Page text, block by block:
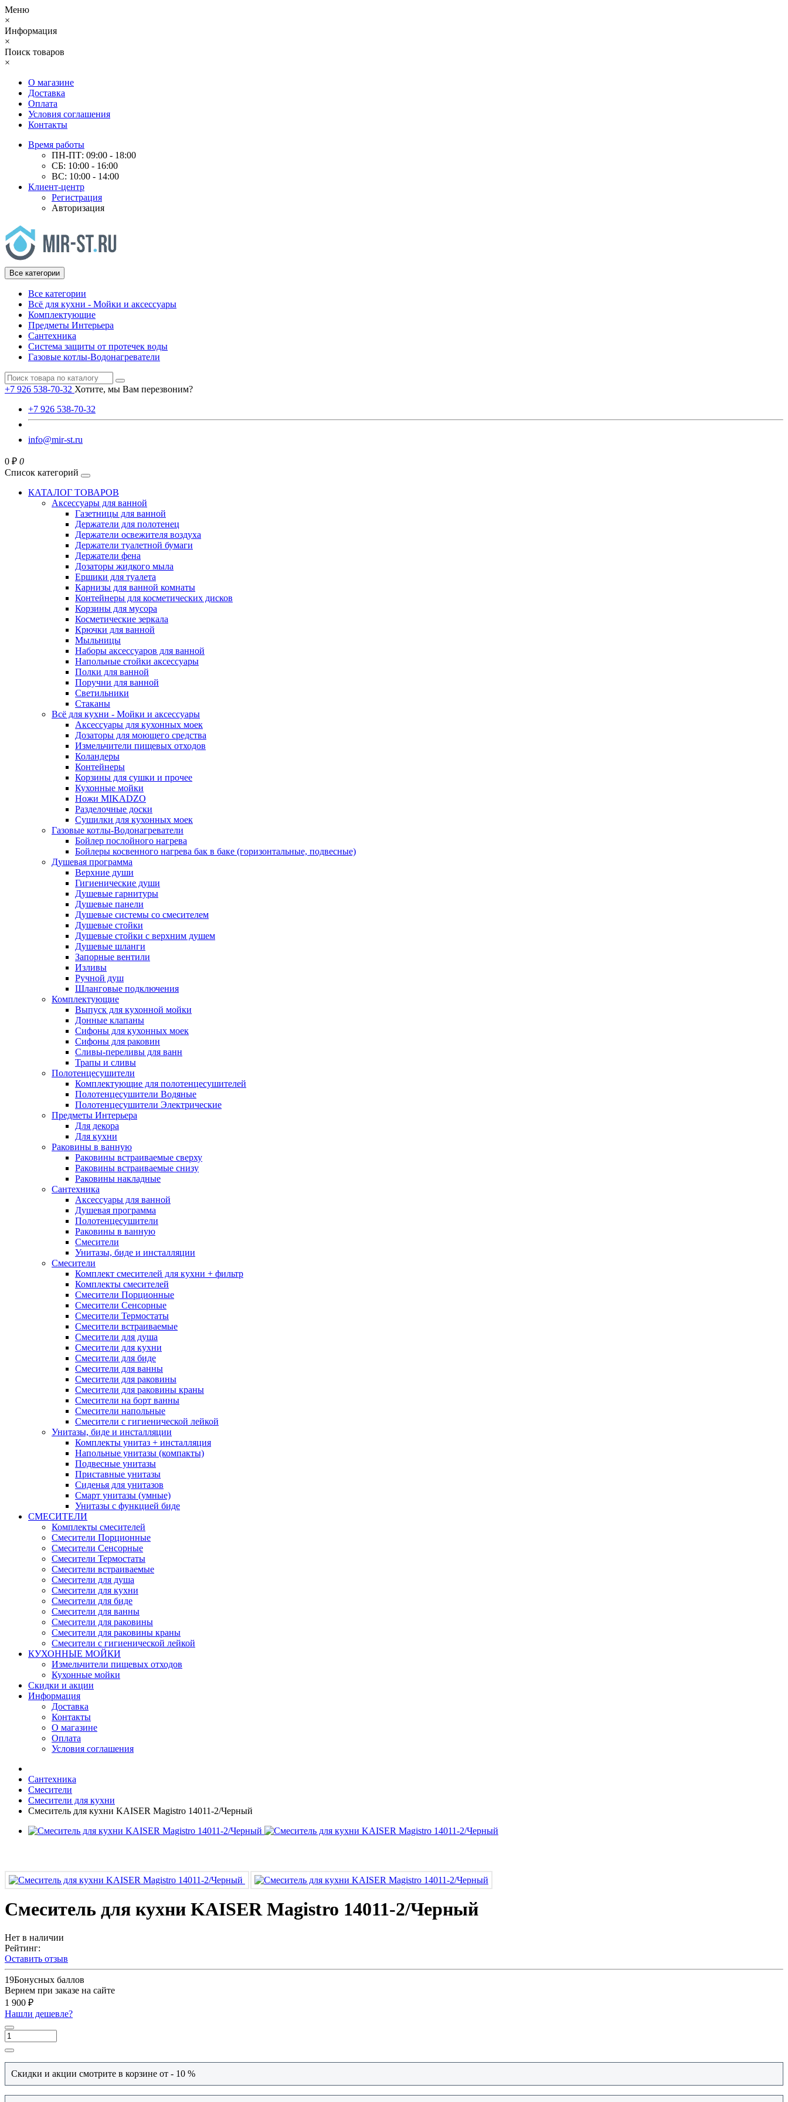
Меню
×
Информация
×
Поиск товаров
×
О магазине
Доставка
Оплата
Условия соглашения
Контакты
Время работы
ПН-ПТ: 09:00 - 18:00
СБ: 10:00 - 16:00
ВС: 10:00 - 14:00
Клиент-центр
Регистрация
Авторизация
Все категории
Все категории
Всё для кухни - Мойки и аксессуары
Комплектующие
Предметы Интерьера
Сантехника
Система защиты от протечек воды
Газовые котлы-Водонагреватели
+7 926 538-70-32 Хотите, мы Вам перезвоним?
+7 926 538-70-32
info@mir-st.ru
0 ₽ 0
Список категорий
КАТАЛОГ ТОВАРОВ
Аксессуары для ванной
Газетницы для ванной
Держатели для полотенец
Держатели освежителя воздуха
Держатели туалетной бумаги
Держатели фена
Дозаторы жидкого мыла
Ершики для туалета
Карнизы для ванной комнаты
Контейнеры для косметических дисков
Корзины для мусора
Косметические зеркала
Крючки для ванной
Мыльницы
Наборы аксессуаров для ванной
Напольные стойки аксессуары
Полки для ванной
Поручни для ванной
Светильники
Стаканы
Всё для кухни - Мойки и аксессуары
Аксессуары для кухонных моек
Дозаторы для моющего средства
Измельчители пищевых отходов
Коландеры
Контейнеры
Корзины для сушки и прочее
Кухонные мойки
Ножи MIKADZO
Разделочные доски
Сушилки для кухонных моек
Газовые котлы-Водонагреватели
Бойлер послойного нагрева
Бойлеры косвенного нагрева бак в баке (горизонтальные, подвесные)
Душевая программа
Верхние души
Гигиенические души
Душевые гарнитуры
Душевые панели
Душевые системы со смесителем
Душевые стойки
Душевые стойки с верхним душем
Душевые шланги
Запорные вентили
Изливы
Ручной душ
Шланговые подключения
Комплектующие
Выпуск для кухонной мойки
Донные клапаны
Сифоны для кухонных моек
Сифоны для раковин
Сливы-переливы для ванн
Трапы и сливы
Полотенцесушители
Комплектующие для полотенцесушителей
Полотенцесушители Водяные
Полотенцесушители Электрические
Предметы Интерьера
Для декора
Для кухни
Раковины в ванную
Раковины встраиваемые сверху
Раковины встраиваемые снизу
Раковины накладные
Сантехника
Аксессуары для ванной
Душевая программа
Полотенцесушители
Раковины в ванную
Смесители
Унитазы, биде и инсталляции
Смесители
Комплект смесителей для кухни + фильтр
Комплекты смесителей
Смесители Порционные
Смесители Сенсорные
Смесители Термостаты
Смесители встраиваемые
Смесители для душа
Смесители для кухни
Смесители для биде
Смесители для ванны
Смесители для раковины
Смесители для раковины краны
Смесители на борт ванны
Смесители напольные
Смесители с гигиенической лейкой
Унитазы, биде и инсталляции
Комплекты унитаз + инсталляция
Напольные унитазы (компакты)
Подвесные унитазы
Приставные унитазы
Сиденья для унитазов
Смарт унитазы (умные)
Унитазы с функцией биде
СМЕСИТЕЛИ
Комплекты смесителей
Смесители Порционные
Смесители Сенсорные
Смесители Термостаты
Смесители встраиваемые
Смесители для душа
Смесители для кухни
Смесители для биде
Смесители для ванны
Смесители для раковины
Смесители для раковины краны
Смесители с гигиенической лейкой
КУХОННЫЕ МОЙКИ
Измельчители пищевых отходов
Кухонные мойки
Скидки и акции
Информация
Доставка
Контакты
О магазине
Оплата
Условия соглашения
Сантехника
Смесители
Смесители для кухни
Смеситель для кухни KAISER Magistro 14011-2/Черный
Смеситель для кухни KAISER Magistro 14011-2/Черный
Нет в наличии
Рейтинг:
Оставить отзыв
19Бонусных баллов
Вернем при заказе на сайте
1 900 ₽
Нашли дешевле?
Скидки и акции смотрите в корзине от - 10 %